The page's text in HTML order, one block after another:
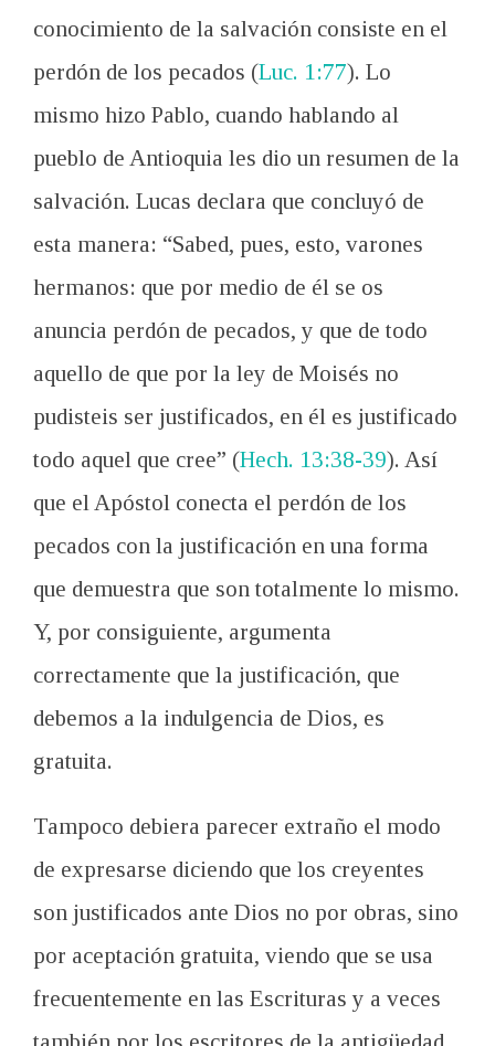
conocimiento de la salvación consiste en el
perdón de los pecados (Luc. 1:77). Lo
mismo hizo Pablo, cuando hablando al
pueblo de Antioquia les dio un resumen de la
salvación. Lucas declara que concluyó de
esta manera: “Sabed, pues, esto, varones
hermanos: que por medio de él se os
anuncia perdón de pecados, y que de todo
aquello de que por la ley de Moisés no
pudisteis ser justificados, en él es justificado
todo aquel que cree” (Hech. 13:38-39). Así
que el Apóstol conecta el perdón de los
pecados con la justificación en una forma
que demuestra que son totalmente lo mismo.
Y, por consiguiente, argumenta
correctamente que la justificación, que
debemos a la indulgencia de Dios, es
gratuita.
Tampoco debiera parecer extraño el modo
de expresarse diciendo que los creyentes
son justificados ante Dios no por obras, sino
por aceptación gratuita, viendo que se usa
frecuentemente en las Escrituras y a veces